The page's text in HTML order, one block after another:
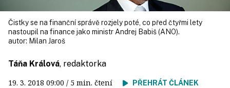
Čistky se na finanční správě rozjely poté, co před čtyřmi lety
nastoupil na finance jako ministr Andrej Babiš (ANO).
autor: Milan Jaroš
Táňa Králová, redaktorka
19. 3. 2018 09:00 / 5 min. čtení PŘEHRÁT ČLÁNEK